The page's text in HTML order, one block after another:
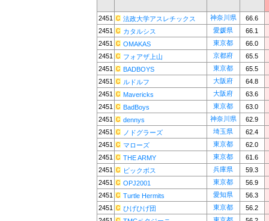
2451 法政大学アスレチックス 神奈川県
66.6
2451
カタルシス 愛媛県
66.1
2451
OMAKAS 東京都
66.0
2451
フォアザ上山 京都府
65.5
2451
BADBOYS 東京都
65.5
2451
ルドルフ 大阪府
64.8
2451
Mavericks 大阪府
63.6
2451
BadBoys 東京都
63.0
2451
dennys 神奈川県
62.9
2451
ノドグラーズ 埼玉県
62.4
2451
マローズ 東京都
62.0
2451
THE ARMY 東京都
61.6
2451
ビックボス 兵庫県
59.3
2451
OPJ2001 東京都
56.9
2451
Turtle Hermits 愛知県
56.3
2451
ひげひげ団 東京都
56.2